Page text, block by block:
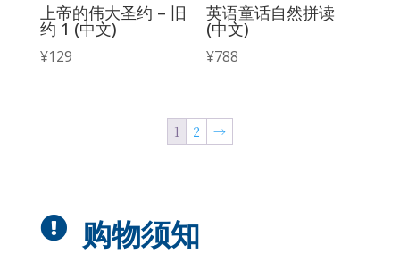
上帝的伟大圣约 – 旧
约 1 (中文)
¥129
英语童话自然拼读
(中文)
¥788
1 2 →
 购物须知